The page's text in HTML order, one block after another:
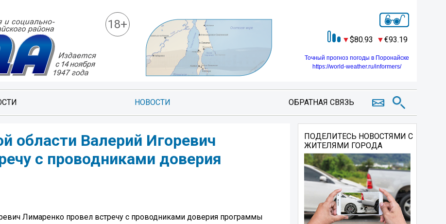
18+
80.93 93.19
Точный прогноз погоды в Поронайске
https://world-weather.ru/informers/
НОВОСТИ ОБРАТНАЯ СВЯЗЬ
области Валерий Игоревич
с проводниками доверия
Лимаренко провел встречу с проводниками доверия программы
ПОДЕЛИТЕСЬ НОВОСТЯМИ С
ЖИТЕЛЯМИ ГОРОДА